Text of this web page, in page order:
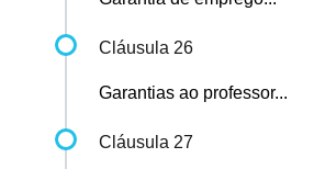
Cláusula 26
Garantias ao professor...
Cláusula 27